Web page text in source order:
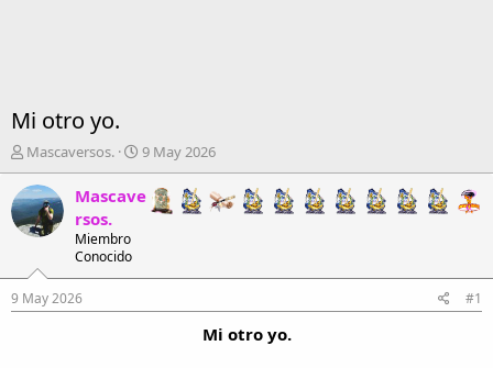
Mi otro yo.
A
u
t
o
r
e
h
i
Mascaversos.
F
e
c
n
9 May 2026
Mascave
rsos.
Miembro
Conocido
9 May 2026 #1
Mi otro yo.